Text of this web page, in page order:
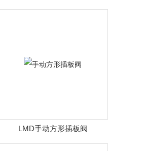
LMD手动方形插板阀